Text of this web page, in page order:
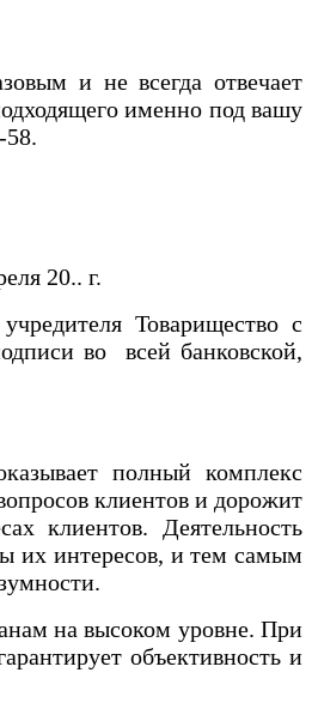
и не всегда отвечает
именно под вашу
58.
г.
Товарищество с
во всей банковской,
полный комплекс
клиентов и дорожит
клиентов. Деятельность
их интересов, и тем самым
на высоком уровне. При
объективность и